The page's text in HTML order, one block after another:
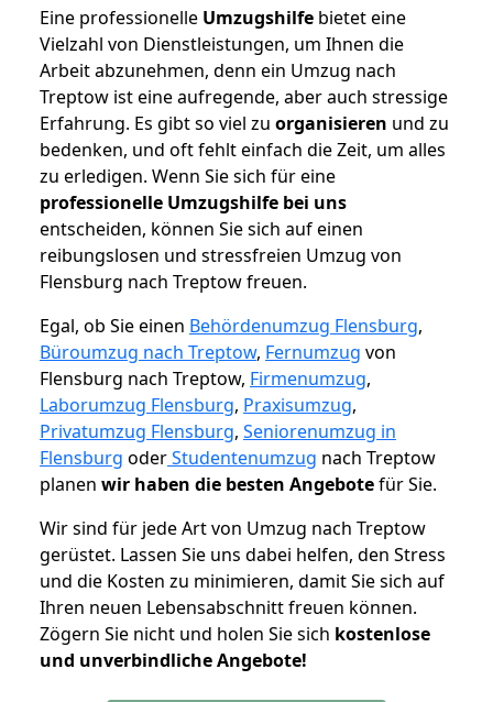
Eine professionelle Umzugshilfe bietet eine
Vielzahl von Dienstleistungen, um Ihnen die
Arbeit abzunehmen, denn ein Umzug nach
Treptow ist eine aufregende, aber auch stressige
Erfahrung. Es gibt so viel zu organisieren und zu
bedenken, und oft fehlt einfach die Zeit, um alles
zu erledigen. Wenn Sie sich für eine
professionelle Umzugshilfe bei uns
entscheiden, können Sie sich auf einen
reibungslosen und stressfreien Umzug von
Flensburg nach Treptow freuen.
Egal, ob Sie einen Behördenumzug Flensburg,
Büroumzug nach Treptow, Fernumzug von
Flensburg nach Treptow, Firmenumzug,
Laborumzug Flensburg, Praxisumzug,
Privatumzug Flensburg, Seniorenumzug in
Flensburg oderStudentenumzug nach Treptow
planen wir haben die besten Angebotefür Sie.
Wir sind für jede Art von Umzug nach Treptow
gerüstet. Lassen Sie uns dabei helfen, den Stress
und die Kosten zu minimieren, damit Sie sich auf
Ihren neuen Lebensabschnitt freuen können.
Zögern Sie nicht und holen Sie sich kostenlose
und unverbindliche Angebote!